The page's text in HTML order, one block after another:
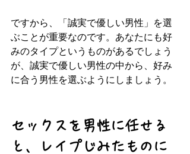
ですから、「誠実で優しい男性」を選
ぶことが重要なのです。あなたにも好
みのタイプというものがあるでしょう
が、誠実で優しい男性の中から、好み
に合う男性を選ぶようにしましょう。
セックスを男性に任せる
と、レイプじみたものに